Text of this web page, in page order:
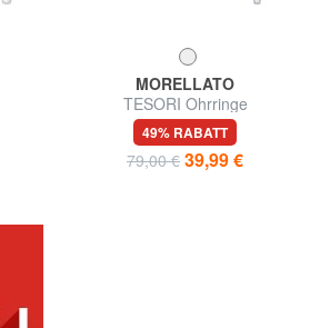
MORELLATO
TESORI Ohrringe
49% RABATT
79,00 € 39,99 €